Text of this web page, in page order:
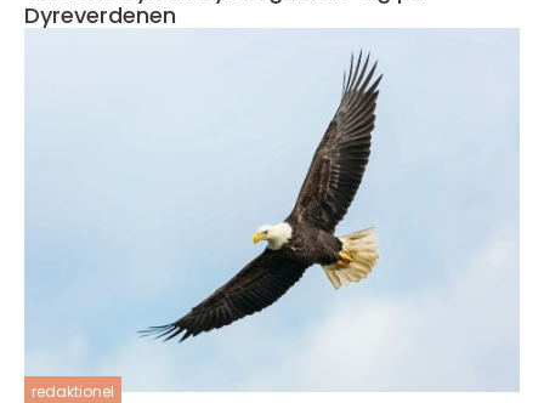
Dyreverdenen
redaktionel